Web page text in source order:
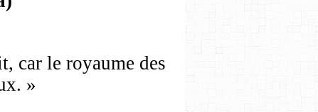
car le royaume des
»